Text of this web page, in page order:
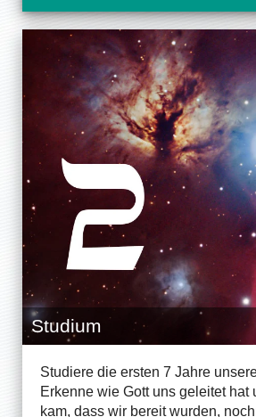
Studium
Studiere die ersten 7 Jahre
Erkenne wie Gott uns geleitet hat
kam, dass wir bereit wurden,